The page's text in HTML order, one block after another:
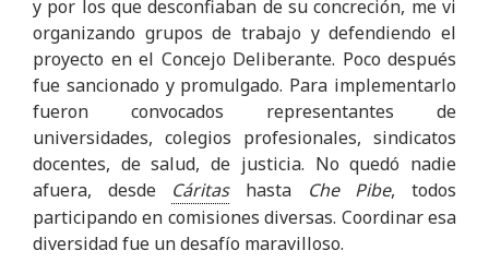
y por los que desconfiaban de su concreción, me vi
organizando grupos de trabajo y defendiendo el
proyecto en el Concejo Deliberante. Poco después
fue sancionado y promulgado. Para implementarlo
fueron convocados representantes de
universidades, colegios profesionales, sindicatos
docentes, de salud, de justicia. No quedó nadie
afuera, desde Cáritashasta Che Pibe, todos
participando en comisiones diversas. Coordinar esa
diversidad fue un desafío maravilloso.